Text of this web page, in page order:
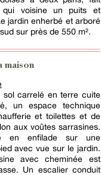
voisine un puits et
jardin enherbé et arboré
sur près de 550 m².
maison
sol carrelé en terre cuite
un espace technique
et toilettes et de
aux voûtes sarrasines.
en enfilade sur une
avec vue sur le jardin.
avec cheminée est
Un escalier conduit